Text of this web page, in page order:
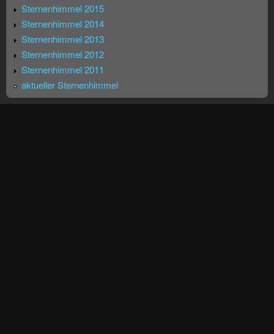
Sternenhimmel 2015
Sternenhimmel 2014
Sternenhimmel 2013
Sternenhimmel 2012
Sternenhimmel 2011
aktueller Sternenhimmel